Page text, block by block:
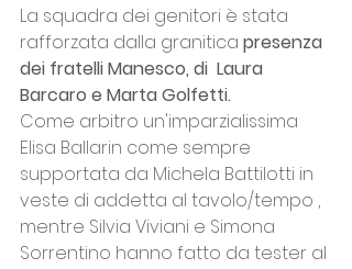
La squadra dei genitori è stata
rafforzata dalla granitica presenza
dei fratelli Manesco, di  Laura
Barcaro e Marta Golfetti.
Come arbitro un'imparzialissima
Elisa Ballarin come sempre
supportata da Michela Battilotti in
veste di addetta al tavolo/tempo ,
mentre Silvia Viviani e Simona
Sorrentino hanno fatto da tester al